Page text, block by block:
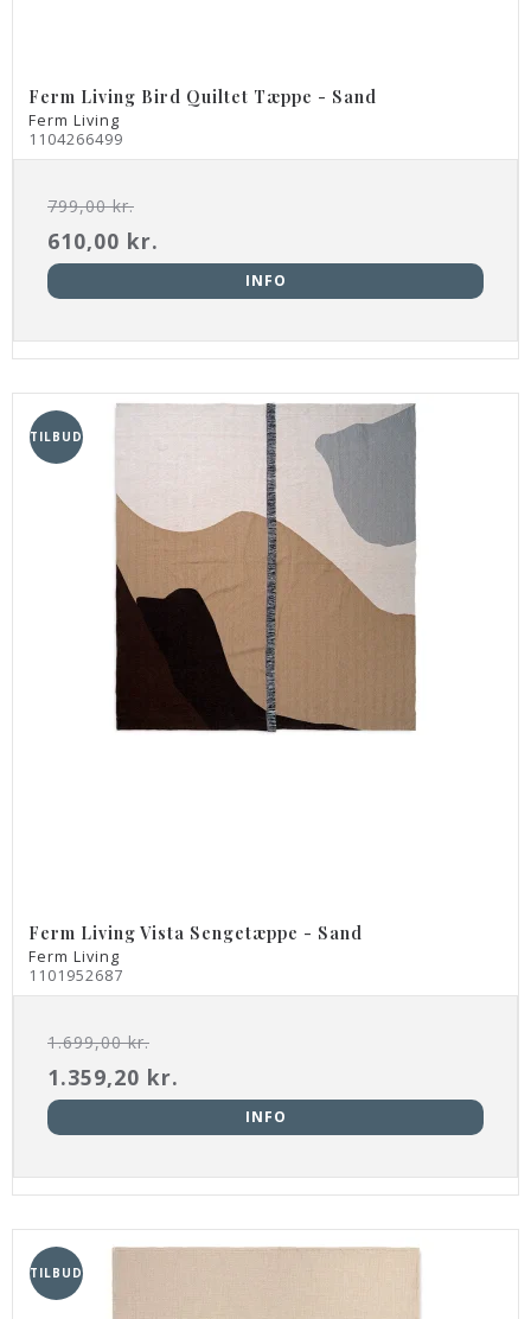
Ferm Living Bird Quiltet Tæppe - Sand
Ferm Living
1104266499
799,00 kr.
610,00 kr.
INFO
TILBUD
Ferm Living Vista Sengetæppe - Sand
Ferm Living
1101952687
1.699,00 kr.
1.359,20 kr.
INFO
TILBUD